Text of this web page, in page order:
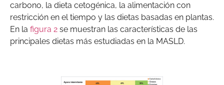
carbono, la dieta cetogénica, la alimentación con
restricción en el tiempo y las dietas basadas en plantas.
En la figura 2 se muestran las características de las
principales dietas más estudiadas en la MASLD.